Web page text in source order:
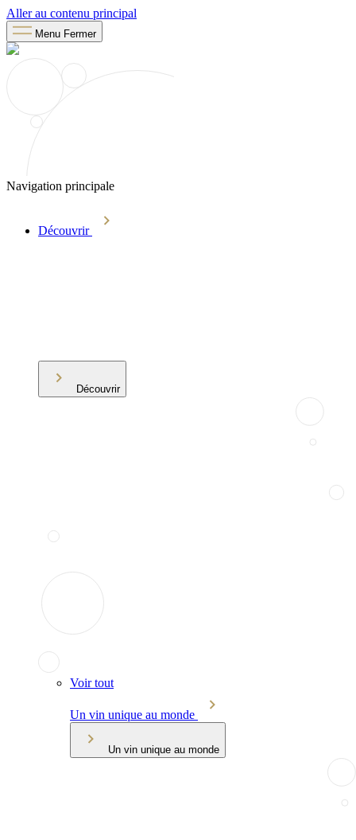
Aller au contenu principal
Menu Fermer
Navigation principale
Découvrir
Découvrir
Voir tout
Un vin unique au monde
Un vin unique au monde